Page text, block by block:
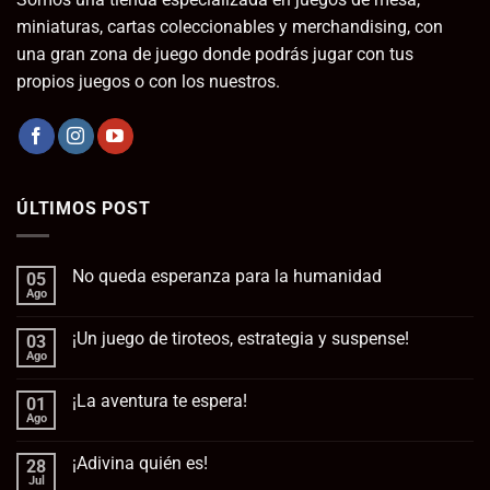
miniaturas, cartas coleccionables y merchandising, con
una gran zona de juego donde podrás jugar con tus
propios juegos o con los nuestros.
ÚLTIMOS POST
05
Ago
No queda esperanza para la humanidad
en
para
la
03
Ago
¡Un juego de tiroteos, estrategia y suspense!
en
tiroteos,
estrategia
01
Ago
¡La aventura te espera!
en
28
Jul
¡Adivina quién es!